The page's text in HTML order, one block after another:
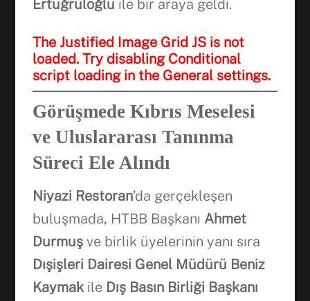
Ertuğruloğlu ile bir araya geldi.
The Justified Image Grid JS is not
loaded. Try disabling Conditional
script loading in the General settings.
Görüşmede Kıbrıs Meselesi
ve Uluslararası Tanınma
Süreci Ele Alındı
Niyazi Restoran’da gerçekleşen
buluşmada, HTBB Başkanı Ahmet
Durmuşve birlik üyelerinin yanı sıra
Dışişleri Dairesi Genel Müdürü Beniz
Kaymakile Dış Basın Birliği Başkanı